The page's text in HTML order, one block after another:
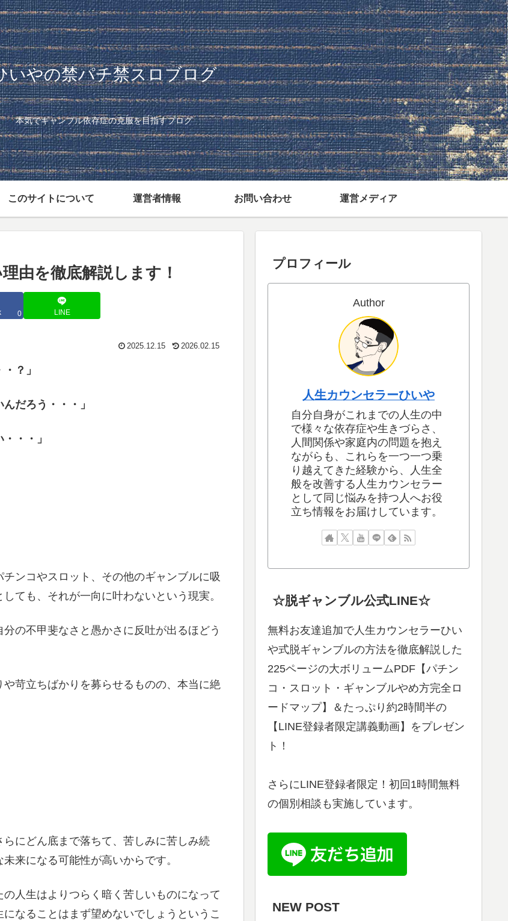
いやの禁パチ禁スロブログ
本気でギャンブル依存症の克服を目指すブログ
このサイトについて 運営者情報 お問い合わせ 運営メディア
由を徹底解説します！
0 LINE
2025.12.15 2026.02.15
？」
だろう・・・」
・・」
ンコやスロット、その他のギャンブルに吸
ても、それが一向に叶わないという現実。
の不甲斐なさと愚かさに反吐が出るほどう
苛立ちばかりを募らせるものの、本当に絶
にどん底まで落ちて、苦しみに苦しみ続
来になる可能性が高いからです。
人生はよりつらく暗く苦しいものになって
なることはまず望めないでしょうというこ
プロフィール
Author
人生カウンセラーひいや
自分自身がこれまでの人生の中
で様々な依存症や生きづらさ、
人間関係や家庭内の問題を抱え
ながらも、これらを一つ一つ乗
り越えてきた経験から、人生全
般を改善する人生カウンセラー
として同じ悩みを持つ人へお役
立ち情報をお届けしています。
☆脱ギャンブル公式LINE☆
無料お友達追加で人生カウンセラーひい
や式脱ギャンブルの方法を徹底解説した
225ページの大ボリュームPDF【パチン
コ・スロット・ギャンブルやめ方完全ロ
ードマップ】＆たっぷり約2時間半の
【LINE登録者限定講義動画】をプレゼン
ト！
さらにLINE登録者限定！初回1時間無料
の個別相談も実施しています。
NEW POST